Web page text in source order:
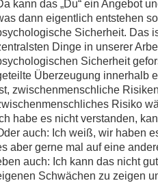
kann das „Du“ ein Angebot
dann eigentlich entstehen
Sicherheit. Das
Dinge in unserer
Sicherheit
Überzeugung innerhalb
zwischenmenschliche
Risiko
habe es nicht verstanden,
auch: Ich weiß, wir haben
aber gerne mal auf eine
auch: Ich kann das nicht
Schwächen zu zeigen